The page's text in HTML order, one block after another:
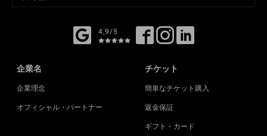
4,9/5
企業名
企業理念
オフィシャル・パートナー
チケット
簡単なチケット購入
返金保証
ギフト・カード